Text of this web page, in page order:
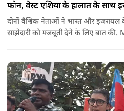
फोन, वेस्ट एशिया के हालात के साथ
दोनों वैश्विक नेताओं ने भारत और इजरायल
साझेदारी को मजबूती देने के ल‍िए बात की.